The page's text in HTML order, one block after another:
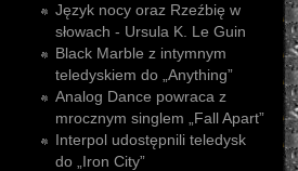
Język nocy oraz Rzeźbię w
słowach - Ursula K. Le Guin
Black Marble z intymnym
teledyskiem do „Anything”
Analog Dance powraca z
mrocznym singlem „Fall Apart”
Interpol udostępnili teledysk
do „Iron City”